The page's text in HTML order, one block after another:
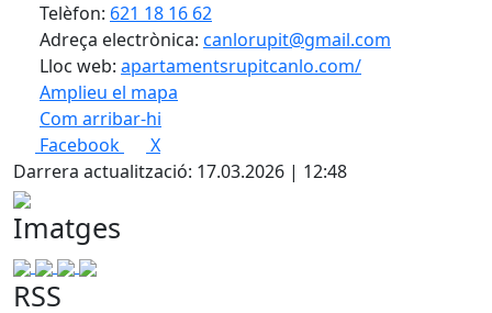
Telèfon: 621 18 16 62
Adreça electrònica: canlorupit@gmail.com
Lloc web: apartamentsrupitcanlo.com/
Amplieu el mapa
Com arribar-hi
+
Facebook
X
Darrera actualització: 17.03.2026 | 12:48
Imatges
RSS